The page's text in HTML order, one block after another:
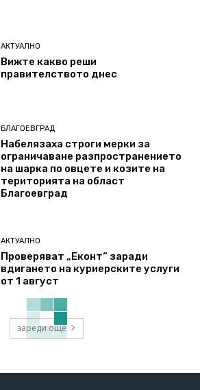
АКТУАЛНО
Вижте какво реши
правителството днес
БЛАГОЕВГРАД
Набелязаха строги мерки за
ограничаване разпространението
на шарка по овцете и козите на
територията на област
Благоевград
АКТУАЛНО
Проверяват „Еконт“ заради
вдигането на куриерските услуги
от 1 август
зареди още